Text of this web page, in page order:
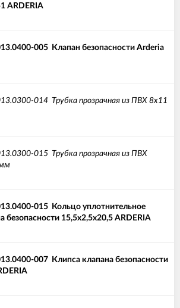
ARDERIA
005 Клапан безопасности Arderia
014 Трубка прозрачная из ПВХ 8х11
015 Трубка прозрачная из ПВХ
015 Кольцо уплотнительное
безопасности 15,5x2,5x20,5 ARDERIA
007 Клипса клапана безопасности